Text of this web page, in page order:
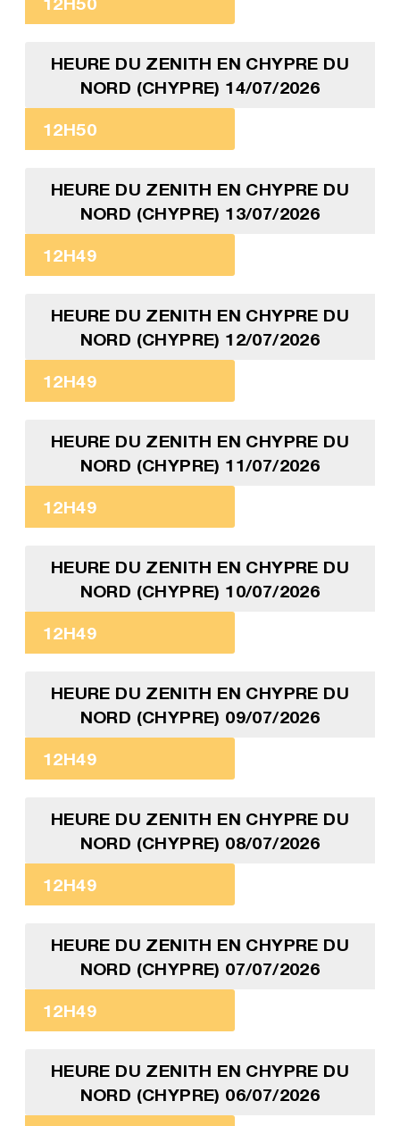
HEURE DU ZENITH EN CHYPRE DU
NORD (CHYPRE) 14/07/2026
12H50
HEURE DU ZENITH EN CHYPRE DU
NORD (CHYPRE) 13/07/2026
12H49
HEURE DU ZENITH EN CHYPRE DU
NORD (CHYPRE) 12/07/2026
12H49
HEURE DU ZENITH EN CHYPRE DU
NORD (CHYPRE) 11/07/2026
12H49
HEURE DU ZENITH EN CHYPRE DU
NORD (CHYPRE) 10/07/2026
12H49
HEURE DU ZENITH EN CHYPRE DU
NORD (CHYPRE) 09/07/2026
12H49
HEURE DU ZENITH EN CHYPRE DU
NORD (CHYPRE) 08/07/2026
12H49
HEURE DU ZENITH EN CHYPRE DU
NORD (CHYPRE) 07/07/2026
12H49
HEURE DU ZENITH EN CHYPRE DU
NORD (CHYPRE) 06/07/2026